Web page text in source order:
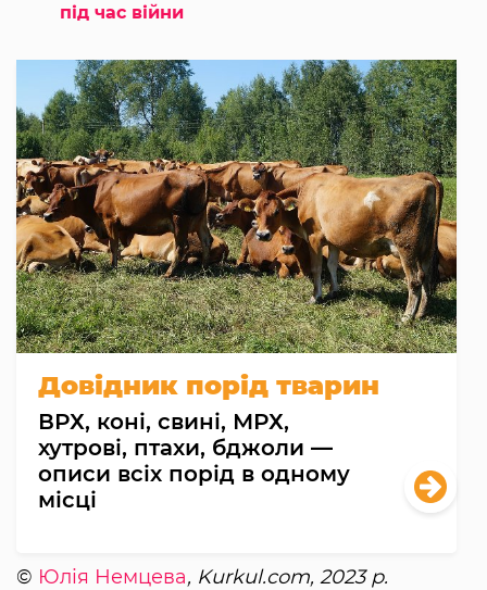
під час війни
Довідник порід тварин
ВРХ, коні, свині, МРХ,
хутрові, птахи, бджоли —
описи всіх порід в одному
місці
© Юлія Немцева, Kurkul.com, 2023 р.